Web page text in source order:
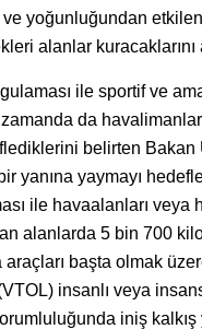
yoğunluğundan
alanlar kuracaklarını
ile sportif ve
da
belirten Bakan
yanına yaymayı
ile havaalanları veya
alanlarda 5 bin 700
araçları başta olmak
insanlı veya
iniş